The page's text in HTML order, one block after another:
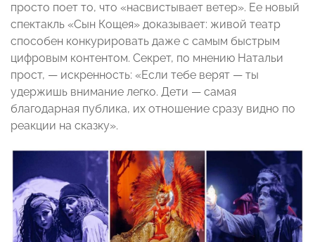
просто поет то, что «насвистывает ветер». Ее новый
спектакль «Сын Кощея» доказывает: живой театр
способен конкурировать даже с самым быстрым
цифровым контентом. Секрет, по мнению Натальи
прост, — искренность: «Если тебе верят — ты
удержишь внимание легко. Дети — самая
благодарная публика, их отношение сразу видно по
реакции на сказку».